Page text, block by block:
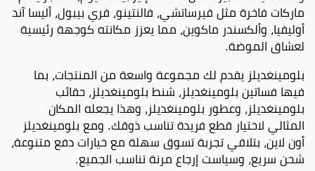
ماركات فاخرة مثل فيرساتشي، فالنتينو، فري بيبول، أليسا آند
أوليفيا، وألكسندر ماكوين، مما يعزز مكانته كوجهة رئيسية
لعشاق الموضة.
بلومينغديلز يقدم لك مجموعة واسعة من المنتجات، بما
فيها فساتين بلومينغديلز، شنط بلومينغديلز، حقائب
بلومينغديلز، وعطور بلومينغديلز، وهذا يجعله المكان
المثالي لاختيار قطع فريدة تناسب ذوقك. ومع بلومينغديلز
أون لاين، بتلاقي تجربة تسوق سهلة مع خيارات دفع متنوعة،
شحن سريع، وسياست إرجاع مرنة تناسب الجميع.